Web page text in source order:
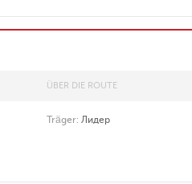
ÜBER DIE ROUTE
Träger: Лидер